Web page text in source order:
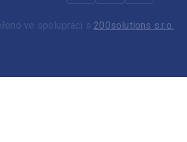
ve spolupráci s 200solutions s.r.o.